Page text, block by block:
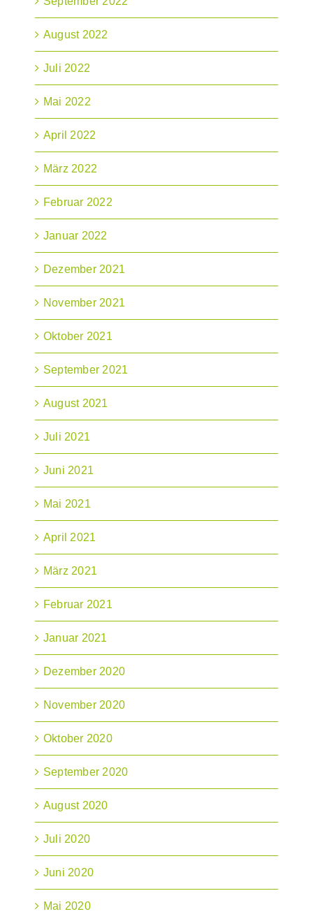
August 2022
Juli 2022
Mai 2022
April 2022
März 2022
Februar 2022
Januar 2022
Dezember 2021
November 2021
Oktober 2021
September 2021
August 2021
Juli 2021
Juni 2021
Mai 2021
April 2021
März 2021
Februar 2021
Januar 2021
Dezember 2020
November 2020
Oktober 2020
September 2020
August 2020
Juli 2020
Juni 2020
Mai 2020